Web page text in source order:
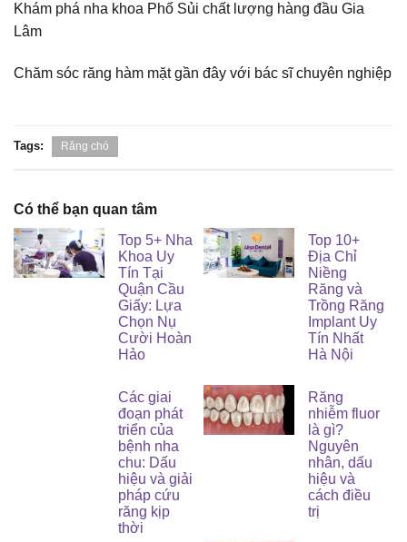
Khám phá nha khoa Phố Sủi chất lượng hàng đầu Gia
Lâm
Chăm sóc răng hàm mặt gần đây với bác sĩ chuyên nghiệp
Tags: Răng chó
Có thể bạn quan tâm
Top 5+ Nha
Khoa Uy
Tín Tại
Quận Cầu
Giấy: Lựa
Chọn Nụ
Cười Hoàn
Hảo
Top 10+
Địa Chỉ
Niềng
Răng và
Trồng Răng
Implant Uy
Tín Nhất
Hà Nội
Các giai
đoạn phát
triển của
bệnh nha
chu: Dấu
hiệu và giải
pháp cứu
răng kịp
thời
Răng
nhiễm fluor
là gì?
Nguyên
nhân, dấu
hiệu và
cách điều
trị